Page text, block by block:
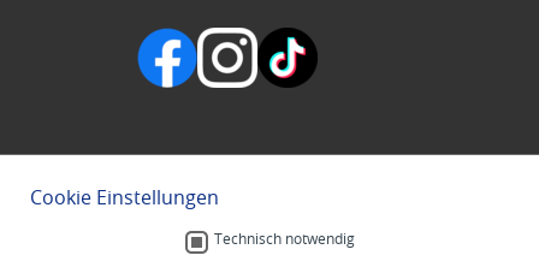
Cookie Einstellungen
Technisch notwendig